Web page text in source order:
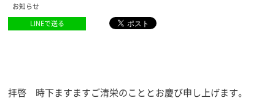
お知らせ
LINEで送る
拝啓 時下ますますご清栄のこととお慶び申し上げます。